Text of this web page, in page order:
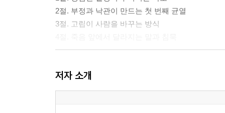
2절. 부정과 낙관이 만드는 첫 번째 균열
3절. 고립이 사람을 바꾸는 방식
1절. 영웅이 아닌 사람이 하는 일
2절. 연대가 감정이 아니라 습관이 되는 자리
저자 소개